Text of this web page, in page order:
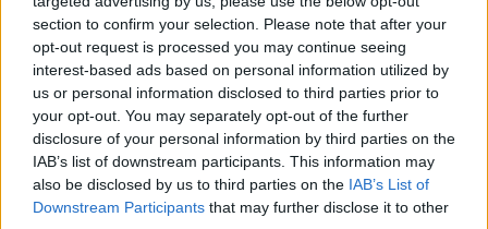
section to confirm your selection. Please note that after your
opt-out request is processed you may continue seeing
interest-based ads based on personal information utilized by
us or personal information disclosed to third parties prior to
your opt-out. You may separately opt-out of the further
disclosure of your personal information by third parties on the
IAB’s list of downstream participants. This information may
also be disclosed by us to third parties on the IAB’s List of
Downstream Participants that may further disclose it to other